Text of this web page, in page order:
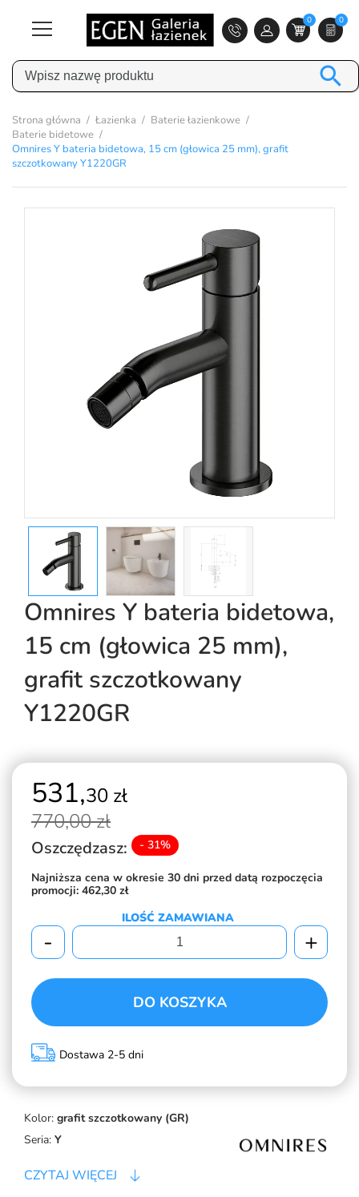
0 0

Strona główna Łazienka
Baterie łazienkowe
Baterie bidetowe
Omnires Y bateria bidetowa, 15 cm (głowica 25 mm), grafit
szczotkowany Y1220GR
Omnires Y bateria bidetowa,
15 cm (głowica 25 mm),
grafit szczotkowany
Y1220GR
Kolor: grafit szczotkowany (GR)
Seria: Y
CZYTAJ WIĘCEJ
531,30 zł
770,00 zł
Oszczędzasz: - 31%
Najniższa cena w okresie 30 dni przed datą rozpoczęcia
promocji: 462,30 zł
ILOŚĆ ZAMAWIANA
- +
DO KOSZYKA
Dostawa 2-5 dni